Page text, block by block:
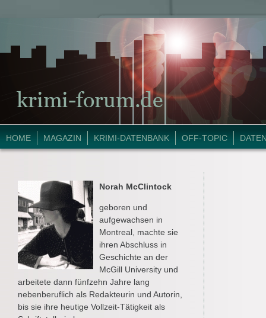
HOME MAGAZIN KRIMI-DATENBANK OFF-TOPIC
Norah McClintock
geboren und
aufgewachsen in
Montreal, machte sie
ihren Abschluss in
Geschichte an der
McGill University und
arbeitete dann fünfzehn Jahre lang
nebenberuflich als Redakteurin und Autorin,
bis sie ihre heutige Vollzeit-Tätigkeit als